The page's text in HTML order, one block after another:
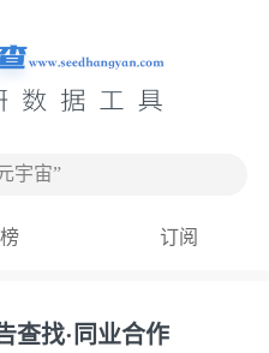
宇宙”
订阅
查找·同业合作